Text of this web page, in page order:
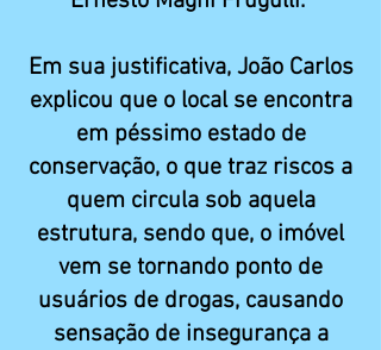
Em sua justificativa, João Carlos
explicou que o local se encontra
em péssimo estado de
conservação, o que traz riscos a
quem circula sob aquela
estrutura, sendo que, o imóvel
vem se tornando ponto de
usuários de drogas, causando
sensação de insegurança a